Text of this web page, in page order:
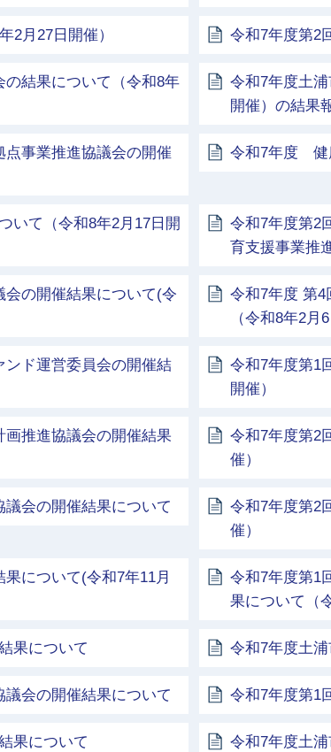
2月27日開催） 令和7年度第2
結果について（令和8年
令和7年度土
開催）の結果
事業推進協議会の開催
令和7年度 健
いて（令和8年2月17日開
令和7年度第2
育支援事業推
の開催結果について(令
令和7年度 第4
（令和8年2月
ド運営委員会の開催結
令和7年度第1
開催）
推進協議会の開催結果
令和7年度第2
催）
会の開催結果について
令和7年度第2
催）
について(令和7年11月
令和7年度第1
果について（
果について 令和7年度土
会の開催結果について 令和7年度第1
果について
令和7年度土